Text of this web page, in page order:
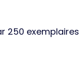
250 exemplaires